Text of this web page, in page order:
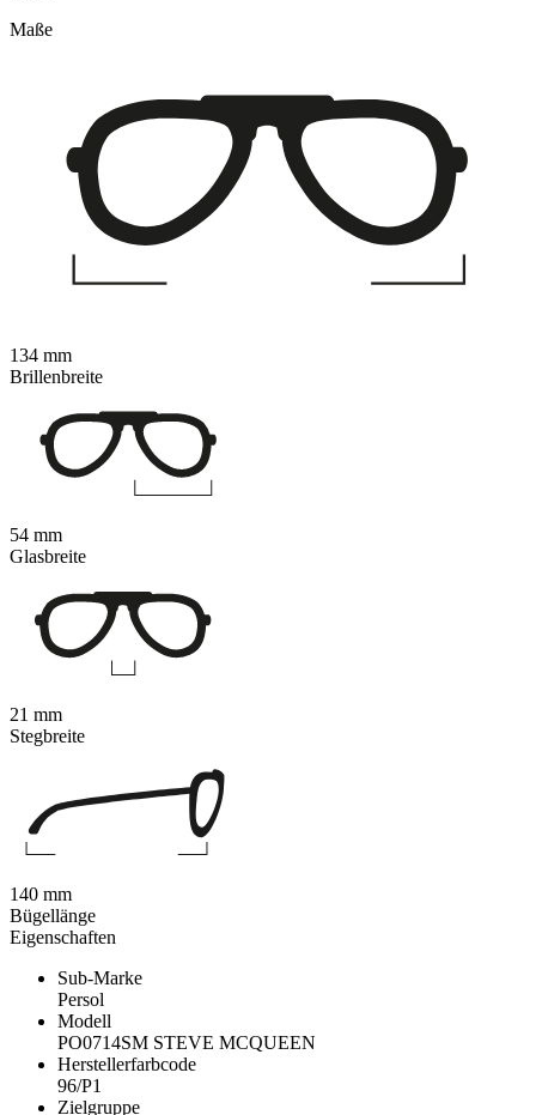
Eigenschaften
Sub-Marke
Persol
Modell
PO0714SM STEVE MCQUEEN
Herstellerfarbcode
96/P1
Zielgruppe
Maße
134 mm
Brillenbreite
54 mm
Glasbreite
21 mm
Stegbreite
140 mm
Bügellänge